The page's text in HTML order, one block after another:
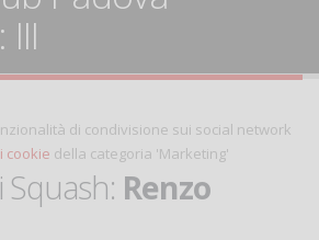
di condivisione sui social network
cookie della categoria 'Marketing'
Renzo